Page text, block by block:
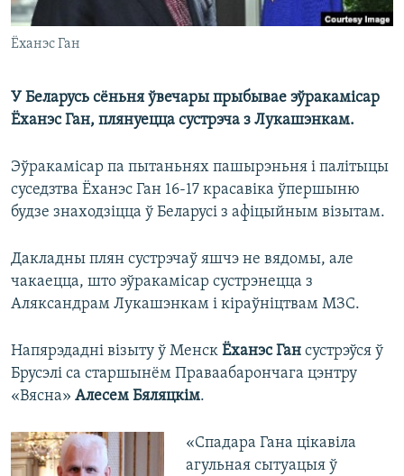
Ёханэс Ган
У Беларусь сёньня ўвечары прыбывае эўракамісар
Ёханэс Ган, плянуецца сустрэча з Лукашэнкам.
Эўракамісар па пытаньнях пашырэньня і палітыцы
суседзтва Ёханэс Ган 16-17 красавіка ўпершыню
будзе знаходзіцца ў Беларусі з афіцыйным візытам.
Дакладны плян сустрэчаў яшчэ не вядомы, але
чакаецца, што эўракамісар сустрэнецца з
Аляксандрам Лукашэнкам і кіраўніцтвам МЗС.
Напярэдадні візыту ў Менск Ёханэс Ган сустрэўся ў
Брусэлі са старшынём Праваабарончага цэнтру
«Вясна» Алесем Бяляцкім.
«Спадара Гана цікавіла
агульная сытуацыя ў